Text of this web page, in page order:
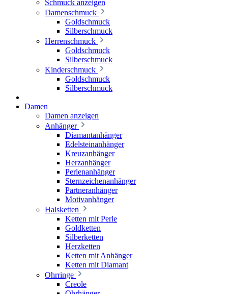
Schmuck anzeigen
Damenschmuck
Goldschmuck
Silberschmuck
Herrenschmuck
Goldschmuck
Silberschmuck
Kinderschmuck
Goldschmuck
Silberschmuck
Damen
Damen anzeigen
Anhänger
Diamantanhänger
Edelsteinanhänger
Kreuzanhänger
Herzanhänger
Perlenanhänger
Sternzeichenanhänger
Partneranhänger
Motivanhänger
Halsketten
Ketten mit Perle
Goldketten
Silberketten
Herzketten
Ketten mit Anhänger
Ketten mit Diamant
Ohrringe
Creole